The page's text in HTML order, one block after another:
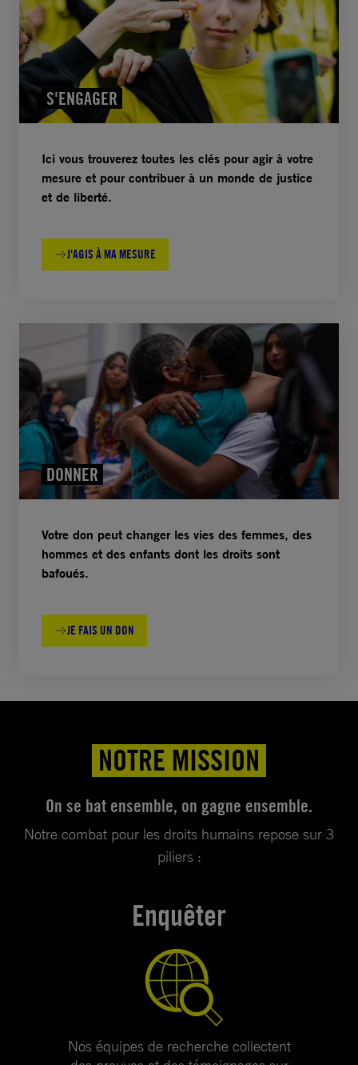
S'ENGAGER
Ici vous trouverez toutes les clés pour agir à votre
mesure et pour contribuer à un monde de justice
et de liberté.
J'AGIS À MA MESURE
DONNER
Votre don peut changer les vies des femmes, des
hommes et des enfants dont les droits sont
bafoués.
JE FAIS UN DON
NOTRE MISSION
On se bat ensemble, on gagne ensemble.
Notre combat pour les droits humains repose sur 3
piliers :
Enquêter
Nos équipes de recherche collectent